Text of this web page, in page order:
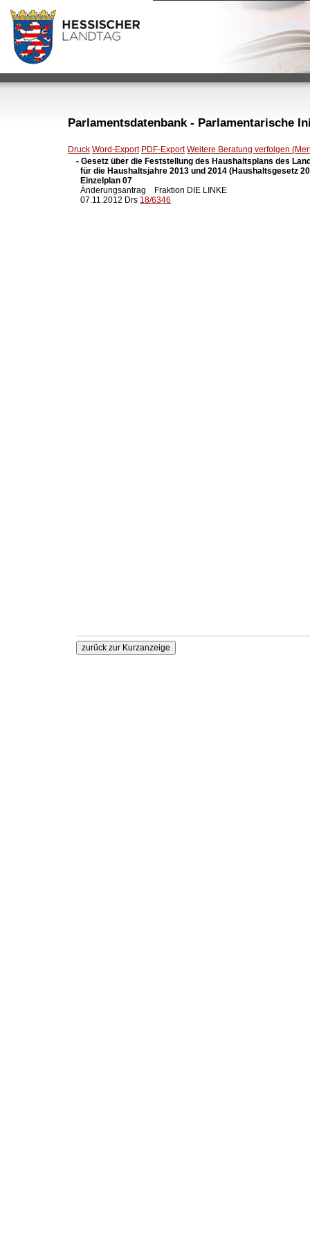
Parlamentsdatenbank - Parlamentarische
Druck Word-Export PDF-Export Weitere Beratung verfolgen
- Gesetz über die Feststellung des Haushaltsplans des
für die Haushaltsjahre 2013 und 2014 (Haushaltsgesetz
  Einzelplan 07
Änderungsantrag    Fraktion DIE LINKE
  07.11.2012 Drs
18/6346